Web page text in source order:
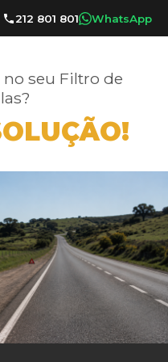
212 801 801 WhatsApp
seu Filtro de